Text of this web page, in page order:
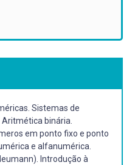
Sistemas de
binária.
em ponto fixo e ponto
e alfanumérica.
Introdução à